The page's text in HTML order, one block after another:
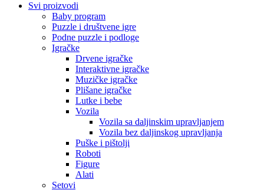
Svi proizvodi
Baby program
Puzzle i društvene igre
Podne puzzle i podloge
Igračke
Drvene igračke
Interaktivne igračke
Muzičke igračke
Plišane igračke
Lutke i bebe
Vozila
Vozila sa daljinskim upravljanjem
Vozila bez daljinskog upravljanja
Puške i pištolji
Roboti
Figure
Alati
Setovi